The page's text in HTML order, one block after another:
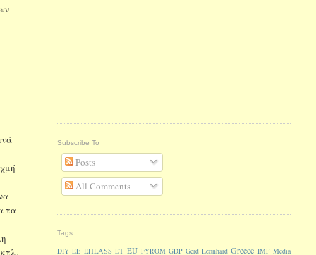
τα
Subscribe To
Posts
All Comments
Tags
DIY EE EHLASS ET EU FYROM GDP Gerd Leonhard Greece IMF Media